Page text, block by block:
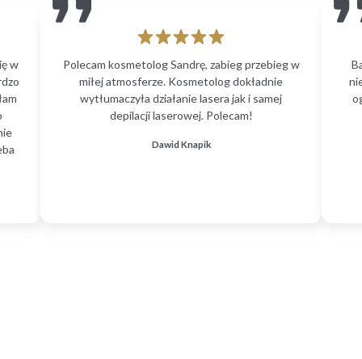
wyrosną już po ostatnim naświetleniu należy
przeprowadzić kilka serii zabiegów.
w
Polecam kosmetolog Sandrę, zabieg przebieg w
miłej atmosferze. Kosmetolog dokładnie
wytłumaczyła działanie lasera jak i samej
depilacji laserowej. Polecam!
Dawid Knapik